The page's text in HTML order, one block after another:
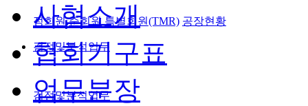
정회원,준회원 특별회원(TMR) 공장현황
검정및분석업무
검정및분석업무
사협소개
협회기구표
업무분장